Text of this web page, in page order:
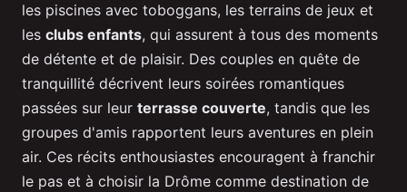
les piscines avec toboggans, les terrains de jeux et
les clubs enfants, qui assurent à tous des moments
de détente et de plaisir. Des couples en quête de
tranquillité décrivent leurs soirées romantiques
passées sur leur terrasse couverte, tandis que les
groupes d'amis rapportent leurs aventures en plein
air. Ces récits enthousiastes encouragent à franchir
le pas et à choisir la Drôme comme destination de